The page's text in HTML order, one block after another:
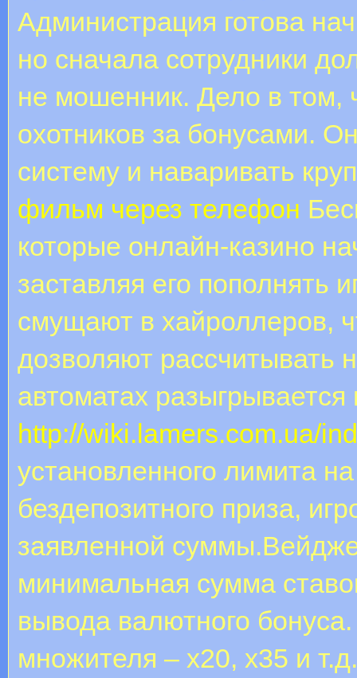
Администрация готова
но сначала сотрудники
не мошенник. Дело в том,
охотников за бонусами.
систему и наваривать
фильм через телефон
которые онлайн-казино
заставляя его пополнять
смущают в хайроллеров,
дозволяют рассчитывать
автоматах
http://wiki.lamers.com.ua/
установленного лимита
бездепозитного приза,
заявленной
минимальная сумма
вывода валютного
множителя – х20, х35 и